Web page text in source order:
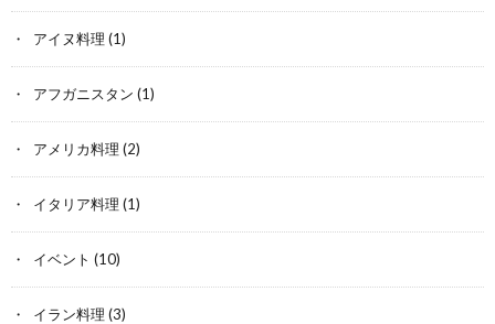
アイヌ料理 (1)
アフガニスタン (1)
アメリカ料理 (2)
イタリア料理 (1)
イベント (10)
イラン料理 (3)